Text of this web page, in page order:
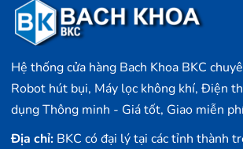
Hệ thống cửa hàng Bach Khoa BKC
Robot hút bụi, Máy lọc không khí, Điện
dụng Thông minh - Giá tốt, Giao miễn
Địa chỉ: BKC có đại lý tại các tỉnh thành